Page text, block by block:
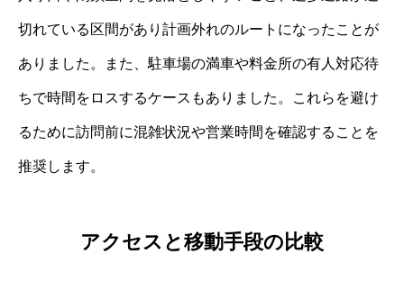
切れている区間があり計画外れのルートになったことが
ありました。また、駐車場の満車や料金所の有人対応待
ちで時間をロスするケースもありました。これらを避け
るために訪問前に混雑状況や営業時間を確認することを
推奨します。
アクセスと移動手段の比較